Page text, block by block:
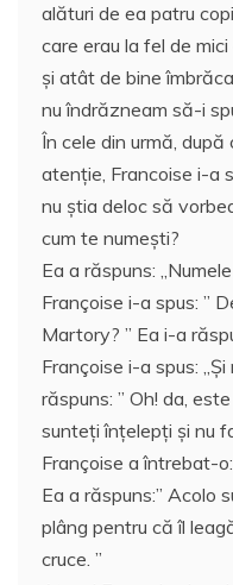
alături de ea patru
care erau la fel de
și atât de bine
nu îndrăzneam să-i
În cele din urmă,
atenție, Francoise i-a
nu știa deloc să
cum te numeşti?
Ea a răspuns:
Françoise i-a spus: ”
Martory? ” Ea i-a
Françoise i-a spus:
răspuns: ” Oh! da,
sunteţi înțelepţi și nu
Françoise a întrebat-
Ea a răspuns:” Acolo
plâng pentru că îl
cruce. ”